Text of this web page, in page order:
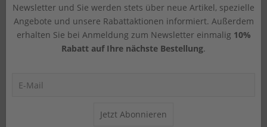
Newsletter und Sie werden stets über neue Artikel, spezielle
Angebote und unsere Rabattaktionen informiert. Außerdem
erhalten Sie bei Anmeldung zum Newsletter einmalig 10%
Rabatt auf Ihre nächste Bestellung.
Jetzt Abonnieren